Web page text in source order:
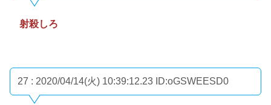
射殺しろ
27 : 2020/04/14(火) 10:39:12.23 ID:oGSWEESD0